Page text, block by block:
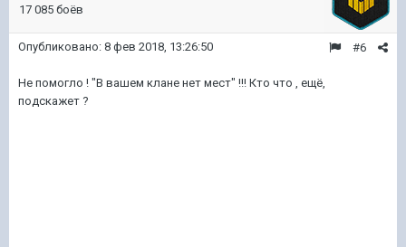
17 085 боёв
#6
Опубликовано: 8 фев 2018, 13:26:50
Не помогло ! "В вашем клане нет мест" !!! Кто что , ещё,
подскажет ?